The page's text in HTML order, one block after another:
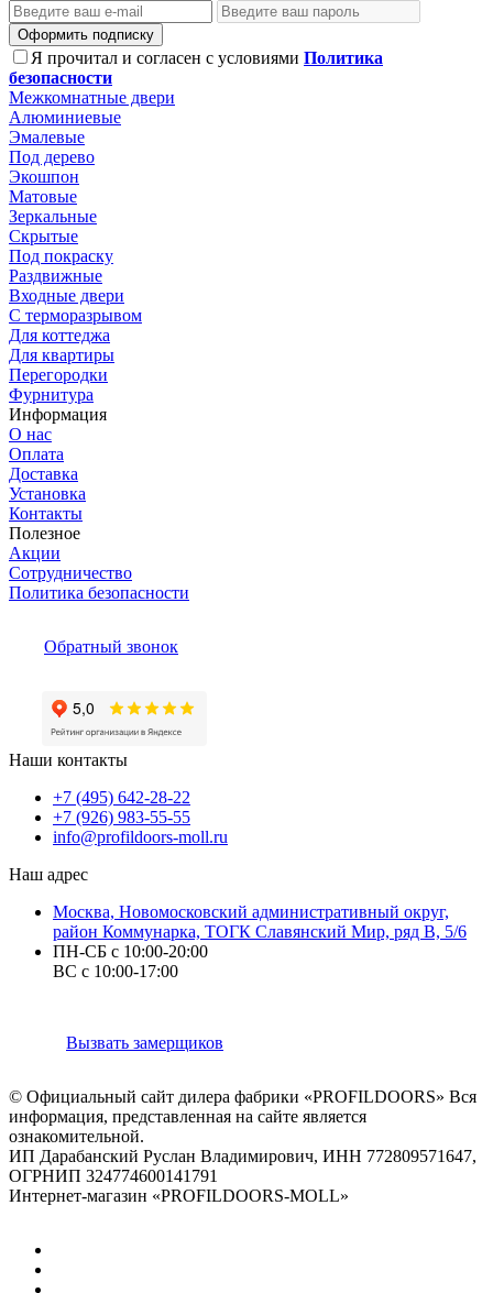
Оформить подписку
Я прочитал и согласен с условиями Политика
безопасности
Межкомнатные двери
Алюминиевые
Эмалевые
Под дерево
Экошпон
Матовые
Зеркальные
Скрытые
Под покраску
Раздвижные
Входные двери
С терморазрывом
Для коттеджа
Для квартиры
Перегородки
Фурнитура
Информация
О нас
Оплата
Доставка
Установка
Контакты
Полезное
Акции
Сотрудничество
Политика безопасности
Обратный звонок
Наши контакты
+7 (495) 642-28-22
+7 (926) 983-55-55
info@profildoors-moll.ru
Наш адрес
Москва, Новомосковский административный округ,
район Коммунарка, ТОГК Славянский Мир, ряд В, 5/6
ПН-СБ с 10:00-20:00
ВС с 10:00-17:00
Вызвать замерщиков
© Официальный сайт дилера фабрики «PROFILDOORS» Вся
информация, представленная на сайте является
ознакомительной.
ИП Дарабанский Руслан Владимирович, ИНН 772809571647,
ОГРНИП 324774600141791
Интернет-магазин «PROFILDOORS-MOLL»